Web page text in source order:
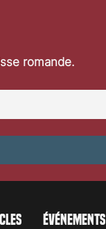
romande.
ÉVÉNEMENTS